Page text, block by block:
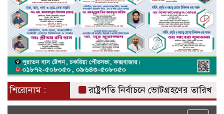
শিরোনাম : রাষ্ট্রপতি নির্বাচনে ভোটগ্রহণের তারিখ ঘোষণা